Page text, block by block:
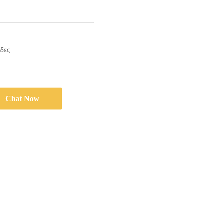
Chat Now